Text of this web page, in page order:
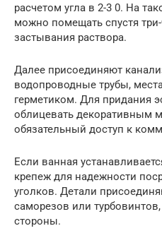
расчетом угла в 2-3 0. На
можно помещать спустя
застывания раствора.
Далее присоединяют
водопроводные трубы,
герметиком. Для придания
облицевать декоративным
обязательный доступ к
Если ванная
крепеж для надежности
уголков. Детали
саморезов или
стороны.